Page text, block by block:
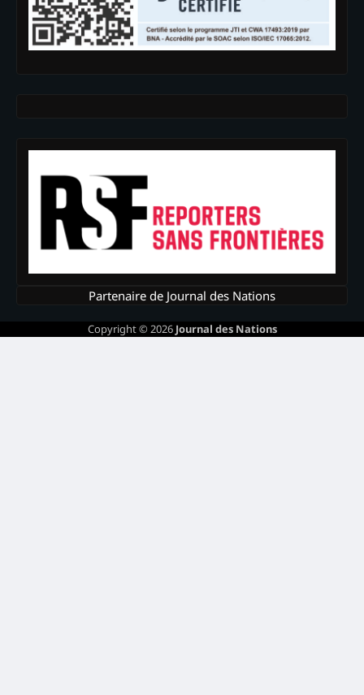
Partenaire de Journal des Nations
Copyright © 2026 Journal des Nations